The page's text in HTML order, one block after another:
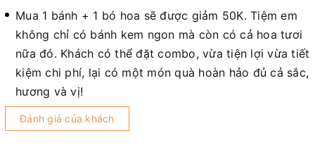
Mua 1 bánh + 1 bó hoa sẽ được giảm 50K. Tiệm em
không chỉ có bánh kem ngon mà còn có cả hoa tươi
nữa đó. Khách có thể đặt combo, vừa tiện lợi vừa tiết
kiệm chi phí, lại có một món quà hoàn hảo đủ cả sắc,
hương và vị!
Đánh giá của khách